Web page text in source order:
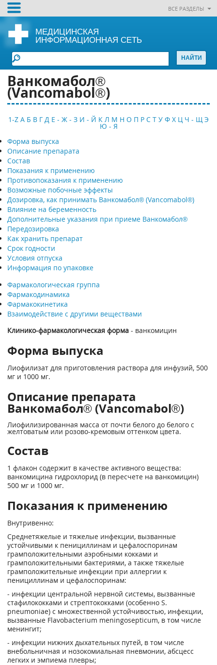
ВСЕ РАЗДЕЛЫ
МЕДИЦИНСКАЯ
ИНФОРМАЦИОННАЯ СЕТЬ
Ванкомабол®
(Vancomabol®)
1-Z А Б В Г Д Е - Ж - З И - Й К Л М Н О П Р С Т У Ф Х Ц Ч - Щ Э
Ю - Я
Форма выпуска
Описание препарата
Состав
Показания к применению
Противопоказания к применению
Возможные побочные эффекты
Дозировка, как принимать Ванкомабол® (Vancomabol®)
Влияние на беременность
Дополнительные указания при приеме Ванкомабол®
Передозировка
Как хранить препарат
Срок годности
Условия отпуска
Информация по упаковке
Фармакологическая группа
Фармакодинамика
Фармакокинетика
Взаимодействие с другими веществами
Клинико-фармакологическая форма - ванкомицин
Форма выпуска
Лиофилизат для приготовления раствора для инфузий, 500
мг и 1000 мг.
Описание препарата
Ванкомабол® (Vancomabol®)
Лиофилизированная масса от почти белого до белого с
желтоватым или розово-кремовым оттенком цвета.
Состав
1 флакон содержит в качестве активного вещества:
ванкомицина гидрохлорид (в пересчете на ванкомицин)
500 мг и 1000 мг.
Показания к применению
Внутривенно:
Среднетяжелые и тяжелые инфекции, вызванные
устойчивыми к пенициллинам и цефалоспоринам
грамположительными аэробными кокками и
грамположительными бактериями, а также тяжелые
грамположительные инфекции при аллергии к
пенициллинам и цефалоспоринам:
- инфекции центральной нервной системы, вызванные
стафилококками и стрептококками (особенно S.
pneumoniae) с множественной устойчивостью, инфекции,
вызванные Flavobacterium meningosepticum, в том числе
менингит;
- инфекции нижних дыхательных путей, в том числе
внебольничная и нозокомиальная пневмонии, абсцесс
легких и эмпиема плевры;